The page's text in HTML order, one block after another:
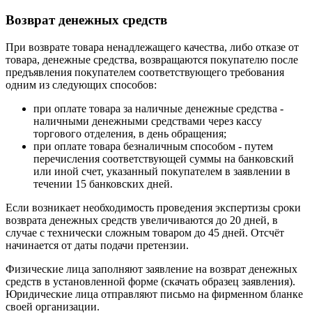
Возврат денежных средств
При возврате товара ненадлежащего качества, либо отказе от
товара, денежные средства, возвращаются покупателю после
предъявления покупателем соответствующего требования
одним из следующих способов:
при оплате товара за наличные денежные средства -
наличными денежными средствами через кассу
торгового отделения, в день обращения;
при оплате товара безналичным способом - путем
перечисления соответствующей суммы на банковский
или иной счет, указанный покупателем в заявлении в
течении 15 банковских дней.
Если возникает необходимость проведения экспертизы сроки
возврата денежных средств увеличиваются до 20 дней, в
случае с технически сложным товаром до 45 дней. Отсчёт
начинается от даты подачи претензии.
Физические лица заполняют заявление на возврат денежных
средств в установленной форме (скачать образец заявления).
Юридические лица отправляют письмо на фирменном бланке
своей организации.